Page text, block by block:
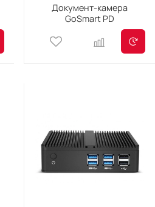
Документ-камера
GoSmart PD